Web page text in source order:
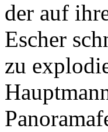
der auf
Escher
zu